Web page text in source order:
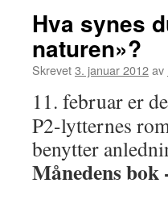
Hva synes
naturen»?
Skrevet3. januar 2012av
11. februar er
P2-lytternes
benytter
Månedens